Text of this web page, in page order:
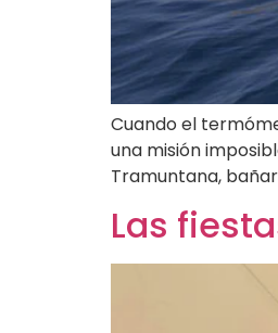
Cuando el
una misión
Tramuntana,
Las